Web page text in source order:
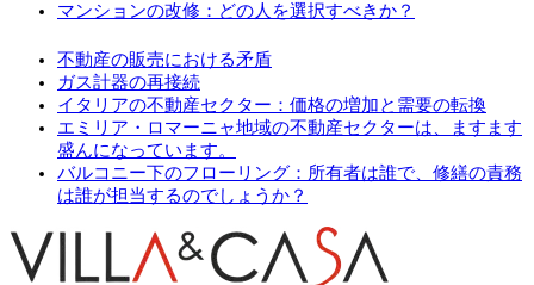
マンションの改修：どの人を選択すべきか？
不動産の販売における矛盾
ガス計器の再接続
イタリアの不動産セクター：価格の増加と需要の転換
エミリア・ロマーニャ地域の不動産セクターは、ますます
盛んになっています。
バルコニー下のフローリング：所有者は誰で、修繕の責務
は誰が担当するのでしょうか？